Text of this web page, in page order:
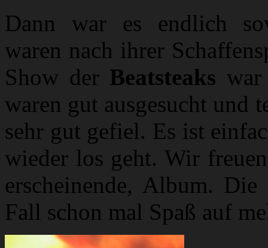
Dann war es endlich
waren nach ihrer
Show der Beatsteaks
waren gut ausgesucht und
sehr gut gefiel. Es ist
wieder los geht. Wir
erscheinende, Album.
Fall schon mal Spaß auf